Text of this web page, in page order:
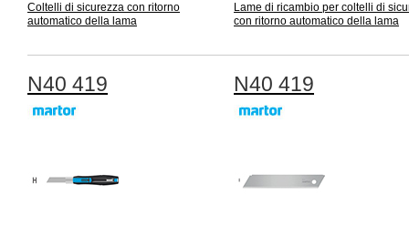
Coltelli di sicurezza con ritorno
automatico della lama
Lame di ricambio per coltelli di
con ritorno automatico della lama
N40 419 N40 419